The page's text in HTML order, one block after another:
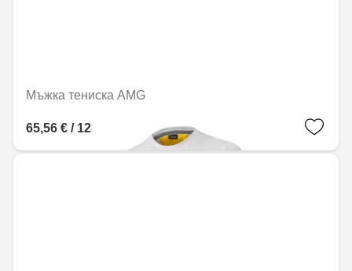
Мъжка тениска AMG
65,56 € / 128,22 лв.